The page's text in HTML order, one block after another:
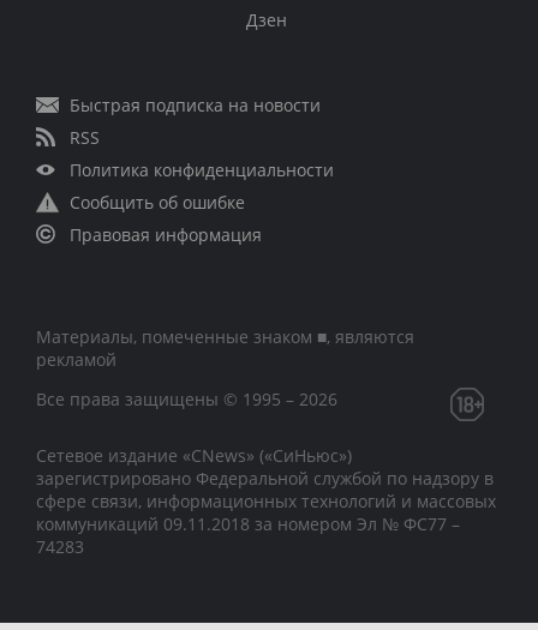
Дзен
Быстрая подписка на новости
RSS
Политика конфиденциальности
Сообщить об ошибке
Правовая информация
Материалы, помеченные знаком ■, являются
рекламой
Все права защищены © 1995 – 2026
Сетевое издание «CNews» («СиНьюс»)
зарегистрировано Федеральной службой по надзору в
сфере связи, информационных технологий и массовых
коммуникаций 09.11.2018 за номером Эл № ФС77 –
74283